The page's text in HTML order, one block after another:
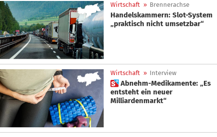
Wirtschaft » Brennerachse
Handelskammern: Slot-System
„praktisch nicht umsetzbar“
Wirtschaft » Interview
 Abnehm-Medikamente: „Es
entsteht ein neuer
Milliardenmarkt“